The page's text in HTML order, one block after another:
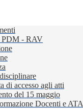
PDM - RAV
di accesso agli atti
del 15 maggio
Docenti e ATA